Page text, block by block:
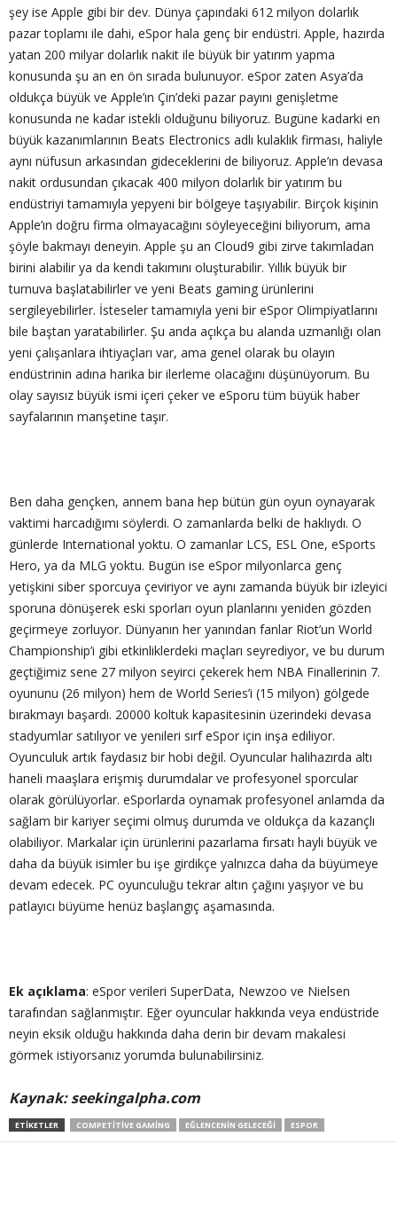
şey ise Apple gibi bir dev. Dünya çapındaki 612 milyon dolarlık
pazar toplamı ile dahi, eSpor hala genç bir endüstri. Apple, hazırda
yatan 200 milyar dolarlık nakit ile büyük bir yatırım yapma
konusunda şu an en ön sırada bulunuyor. eSpor zaten Asya’da
oldukça büyük ve Apple’ın Çin’deki pazar payını genişletme
konusunda ne kadar istekli olduğunu biliyoruz. Bugüne kadarki en
büyük kazanımlarının Beats Electronics adlı kulaklık firması, haliyle
aynı nüfusun arkasından gideceklerini de biliyoruz. Apple’ın devasa
nakit ordusundan çıkacak 400 milyon dolarlık bir yatırım bu
endüstriyi tamamıyla yepyeni bir bölgeye taşıyabilir. Birçok kişinin
Apple’ın doğru firma olmayacağını söyleyeceğini biliyorum, ama
şöyle bakmayı deneyin. Apple şu an Cloud9 gibi zirve takımladan
birini alabilir ya da kendi takımını oluşturabilir. Yıllık büyük bir
turnuva başlatabilirler ve yeni Beats gaming ürünlerini
sergileyebilirler. İsteseler tamamıyla yeni bir eSpor Olimpiyatlarını
bile baştan yaratabilirler. Şu anda açıkça bu alanda uzmanlığı olan
yeni çalışanlara ihtiyaçları var, ama genel olarak bu olayın
endüstrinin adına harika bir ilerleme olacağını düşünüyorum. Bu
olay sayısız büyük ismi içeri çeker ve eSporu tüm büyük haber
sayfalarının manşetine taşır.
Ben daha gençken, annem bana hep bütün gün oyun oynayarak
vaktimi harcadığımı söylerdi. O zamanlarda belki de haklıydı. O
günlerde International yoktu. O zamanlar LCS, ESL One, eSports
Hero, ya da MLG yoktu. Bugün ise eSpor milyonlarca genç
yetişkini siber sporcuya çeviriyor ve aynı zamanda büyük bir izleyici
sporuna dönüşerek eski sporları oyun planlarını yeniden gözden
geçirmeye zorluyor. Dünyanın her yanından fanlar Riot’un World
Championship’i gibi etkinliklerdeki maçları seyrediyor, ve bu durum
geçtiğimiz sene 27 milyon seyirci çekerek hem NBA Finallerinin 7.
oyununu (26 milyon) hem de World Series’i (15 milyon) gölgede
bırakmayı başardı. 20000 koltuk kapasitesinin üzerindeki devasa
stadyumlar satılıyor ve yenileri sırf eSpor için inşa ediliyor.
Oyunculuk artık faydasız bir hobi değil. Oyuncular halihazırda altı
haneli maaşlara erişmiş durumdalar ve profesyonel sporcular
olarak görülüyorlar. eSporlarda oynamak profesyonel anlamda da
sağlam bir kariyer seçimi olmuş durumda ve oldukça da kazançlı
olabiliyor. Markalar için ürünlerini pazarlama fırsatı hayli büyük ve
daha da büyük isimler bu işe girdikçe yalnızca daha da büyümeye
devam edecek. PC oyunculuğu tekrar altın çağını yaşıyor ve bu
patlayıcı büyüme henüz başlangıç aşamasında.
Ek açıklama: eSpor verileri SuperData, Newzoo ve Nielsen
tarafından sağlanmıştır. Eğer oyuncular hakkında veya endüstride
neyin eksik olduğu hakkında daha derin bir devam makalesi
görmek istiyorsanız yorumda bulunabilirsiniz.
Kaynak: seekingalpha.com
ETIKETLER COMPETITIVE GAMING EĞLENCENIN GELECEĞI ESPOR